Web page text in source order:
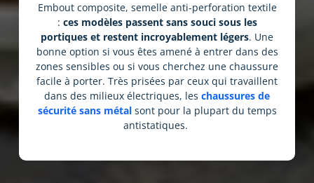
Embout composite, semelle anti-perforation textile
: ces modèles passent sans souci sous les
portiques et restent incroyablement légers. Une
bonne option si vous êtes amené à entrer dans des
zones sensibles ou si vous cherchez une chaussure
facile à porter. Très prisées par ceux qui travaillent
dans des milieux électriques, les chaussures de
sécurité sans métalsont pour la plupart du temps
antistatiques.